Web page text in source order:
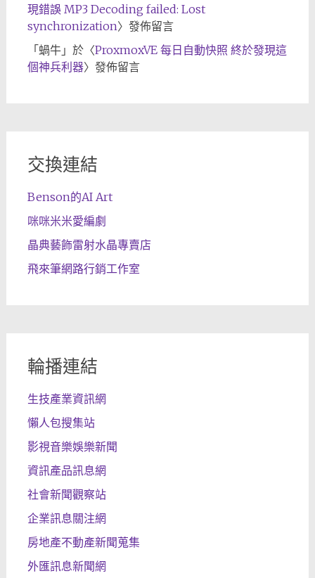
現錯誤 MP3 Decoding failed: Lost
synchronization〉發佈留言
「 蝸牛」於〈ProxmoxVE 每日自動快照 終於發現這
個神兵利器〉發佈留言
交換連結
Benson的AI Art
咪咪米米愛編劇
晶典藝飾雷射水晶專賣店
飛來筆網路行銷工作室
輪播連結
生技產業資訊網
懶人包搜集站
影視音樂娛樂新聞
資訊產品訊息網
社會新聞觀察站
企業訊息關注網
房地產不動產新聞蒐集
外匯訊息新聞網